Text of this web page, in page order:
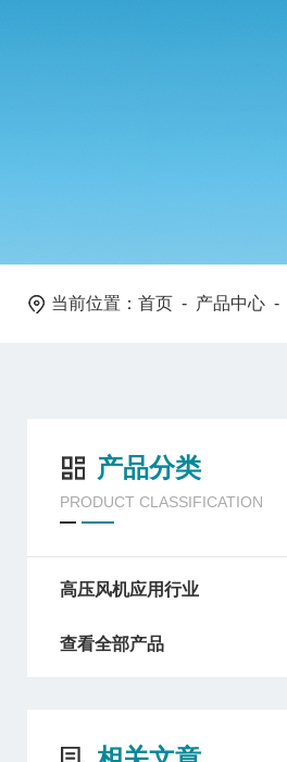
当前位置： 首页 - 产品中心 -
产品分类
PRODUCT CLASSIFICATION
高压风机应用行业
查看全部产品